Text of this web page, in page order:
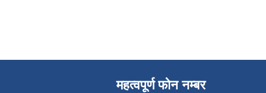
महत्वपूर्ण फोन नम्बर